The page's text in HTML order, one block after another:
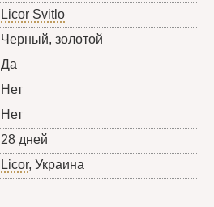
Licor Svitlo
Черный, золотой
Да
Нет
Нет
28 дней
Licor, Украина